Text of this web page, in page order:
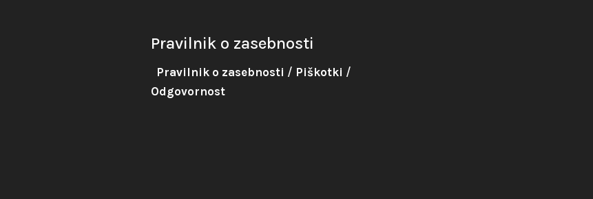
Pravilnik o zasebnosti
Pravilnik o zasebnosti / Piškotki /
Odgovornost